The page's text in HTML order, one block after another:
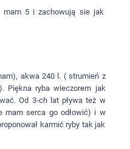
5 i zachowują sie jak
akwa 240 l. ( strumień z
Piękna ryba wieczorem jak
Od 3-ch lat pływa też w
mam serca go odłowić) i w
karmić ryby tak jak